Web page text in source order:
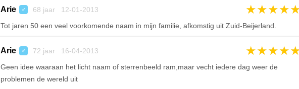
Arie ♂ 68 jaar 12-01-2013 ★★★★
Tot jaren 50 een veel voorkomende naam in mijn familie, afkomstig uit Zuid-Beijerland.
Arie ♂ 72 jaar 16-04-2013 ★★★★
Geen idee waaraan het licht naam of sterrenbeeld ram,maar vecht iedere dag weer de
problemen de wereld uit